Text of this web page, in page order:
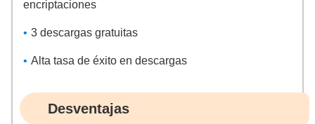
encriptaciones
3 descargas gratuitas
Alta tasa de éxito en descargas
Desventajas